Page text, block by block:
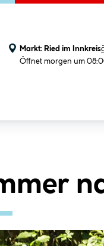
Markt: Ried im Innkreis
Öffnet morgen um